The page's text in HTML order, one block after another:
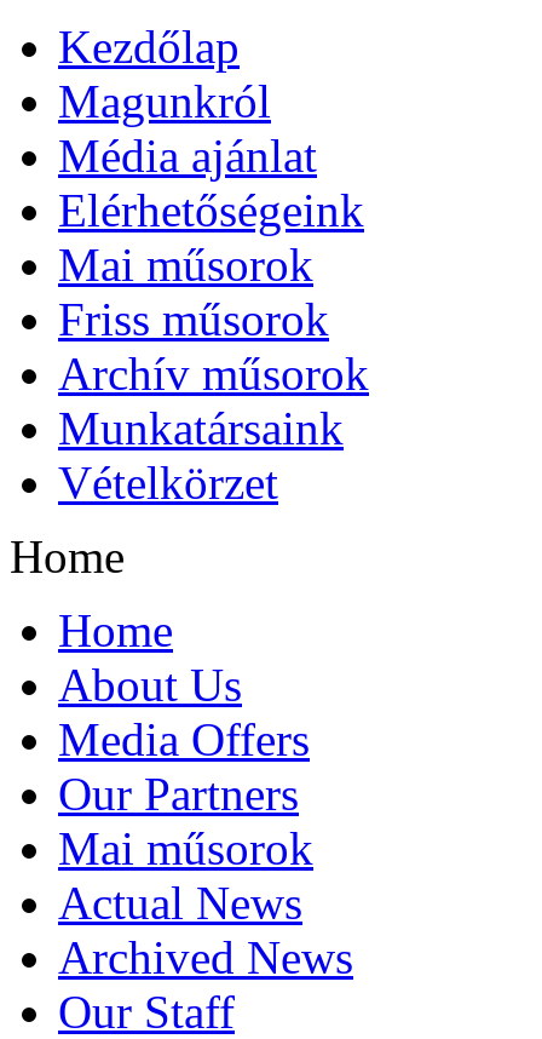
Kezdőlap
Magunkról
Média ajánlat
Elérhetőségeink
Mai műsorok
Friss műsorok
Archív műsorok
Munkatársaink
Vételkörzet
Home
Home
About Us
Media Offers
Our Partners
Mai műsorok
Actual News
Archived News
Our Staff